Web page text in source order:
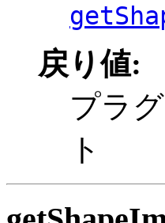
戻り値:
プラ
ト